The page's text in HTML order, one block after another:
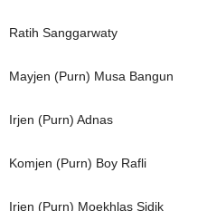
Ratih Sanggarwaty
Mayjen (Purn) Musa Bangun
Irjen (Purn) Adnas
Komjen (Purn) Boy Rafli
Irjen (Purn) Moekhlas Sidik